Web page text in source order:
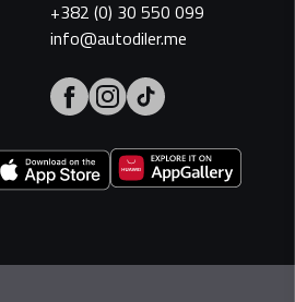
+382 (0) 30 550 099
info@autodiler.me